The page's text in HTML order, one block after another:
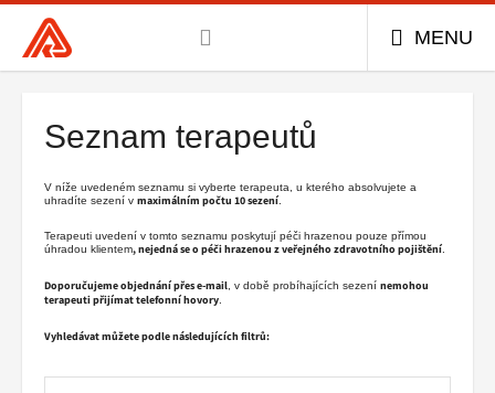
Všeobecná
zdravotní
hlavní
MENU
Seznam terapeutů
V níže uvedeném seznamu si vyberte terapeuta, u kterého absolvujete a
uhradíte sezení v maximálním počtu 10 sezení
Terapeuti uvedení v tomto seznamu poskytují péči hrazenou pouze přímou
úhradou klientem, nejedná se o péči hrazenou z veřejného zdravotního pojištění
Doporučujeme objednání přes e-mail , v době probíhajících sezení nemohou
terapeuti přijímat telefonní hovory
Vyhledávat můžete podle následujících filtrů: